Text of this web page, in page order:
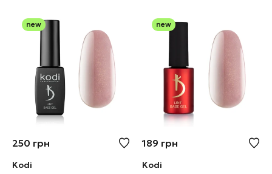
new
250 грн
Kodi
new
189 грн
Kodi